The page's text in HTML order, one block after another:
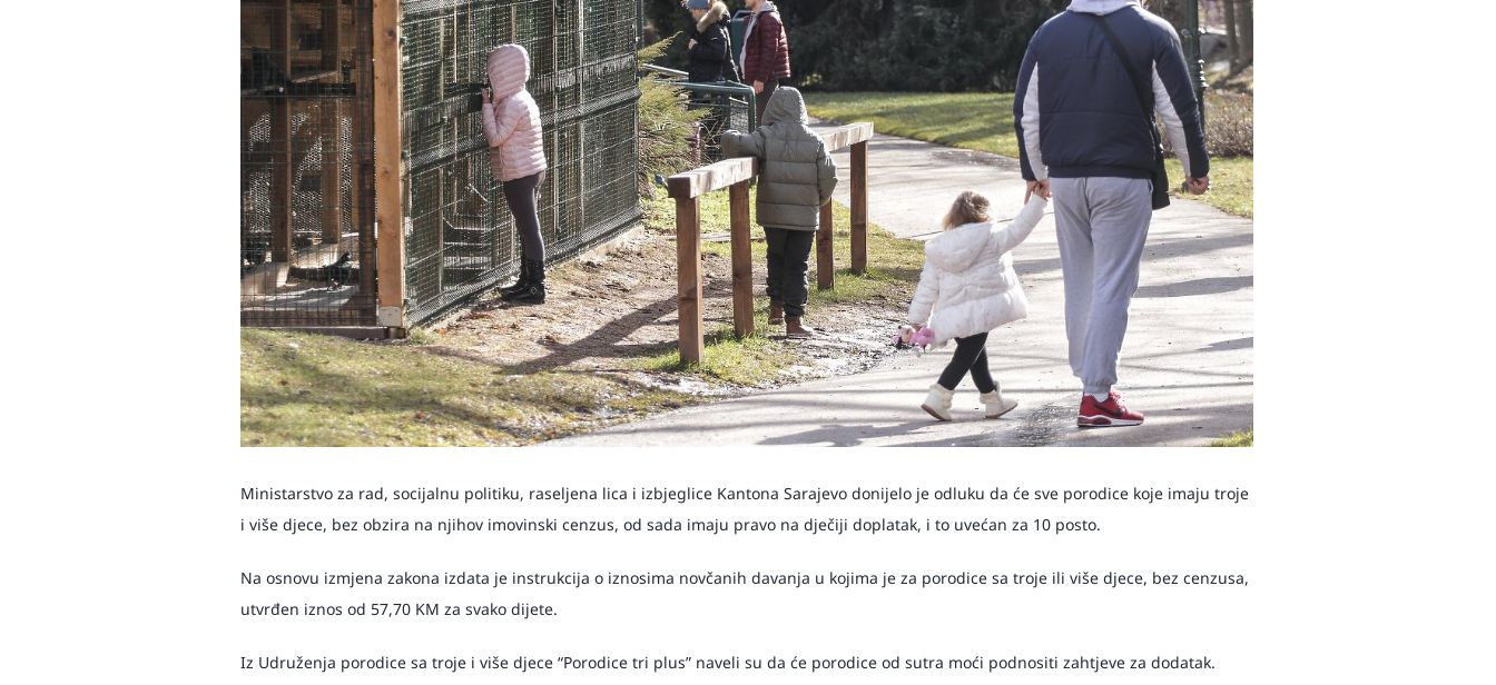
Ministarstvo za rad, socijalnu politiku, raseljena lica i izbjeglice Kantona Sarajevo donijelo je odluku da će sve porodice koje imaju troje
i više djece, bez obzira na njihov imovinski cenzus, od sada imaju pravo na dječiji doplatak, i to uvećan za 10 posto.
Na osnovu izmjena zakona izdata je instrukcija o iznosima novčanih davanja u kojima je za porodice sa troje ili više djece, bez cenzusa,
utvrđen iznos od 57,70 KM za svako dijete.
Iz Udruženja porodice sa troje i više djece “Porodice tri plus” naveli su da će porodice od sutra moći podnositi zahtjeve za dodatak.